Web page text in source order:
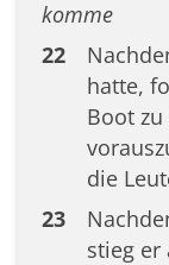
komme
22
hatte,
Boot
die
23
stieg er